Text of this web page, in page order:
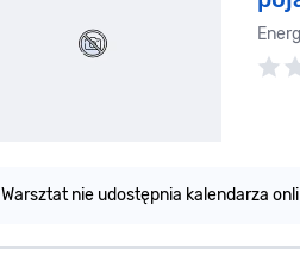
Warsztat nie udostępnia kalendarza